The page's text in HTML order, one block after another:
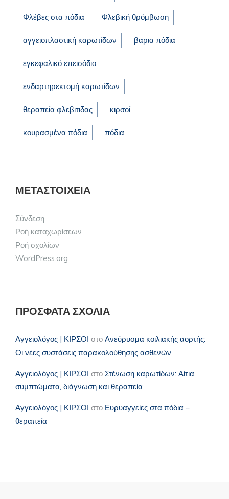
Φλέβες στα πόδια Φλεβική θρόμβωση
αγγειοπλαστική καρωτίδων βαρια πόδια
εγκεφαλικό επεισόδιο
ενδαρτηρεκτομή καρωτίδων
θεραπεία φλεβιτιδας κιρσοί
κουρασμένα πόδια πόδια
ΜΕΤΑΣΤΟΙΧΕΊΑ
Σύνδεση
Ροή καταχωρίσεων
Ροή σχολίων
WordPress.org
ΠΡΌΣΦΑΤΑ ΣΧΌΛΙΑ
Αγγειολόγος | ΚΙΡΣΟΙ στο Ανεύρυσμα κοιλιακής αορτής:
Οι νέες συστάσεις παρακολούθησης ασθενών
Αγγειολόγος | ΚΙΡΣΟΙ στο Στένωση καρωτίδων: Αίτια,
συμπτώματα, διάγνωση και θεραπεία
Αγγειολόγος | ΚΙΡΣΟΙ στο Ευρυαγγείες στα πόδια –
θεραπεία